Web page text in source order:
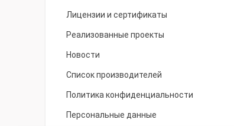
Лицензии и сертификаты
Реализованные проекты
Новости
Список производителей
Политика конфиденциальности
Персональные данные